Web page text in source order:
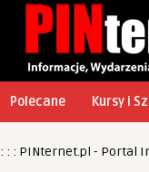
Polecane Kursy i
: : : PINternet.pl - Portal